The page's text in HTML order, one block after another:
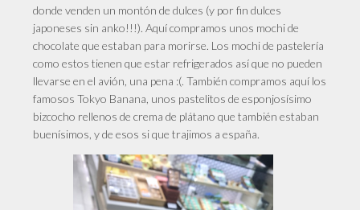
donde venden un montón de dulces (y por fin dulces
japoneses sin anko!!!). Aquí compramos unos mochi de
chocolate que estaban para morirse. Los mochi de pastelería
como estos tienen que estar refrigerados así que no pueden
llevarse en el avión, una pena :(. También compramos aquí los
famosos Tokyo Banana, unos pastelitos de esponjosísimo
bizcocho rellenos de crema de plátano que también estaban
buenísimos, y de esos si que trajimos a españa.